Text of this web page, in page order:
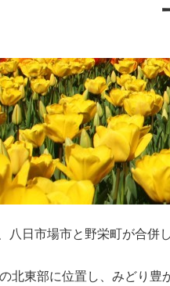
八日市場市と野栄町が合併
北東部に位置し、みどり豊